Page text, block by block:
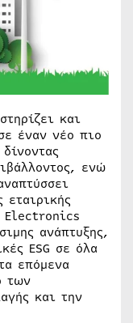
και
έναν νέο πιο
ενώ
εταιρικής
Electronics
ανάπτυξης,
ESG σε όλα
επόμενα
των
και την